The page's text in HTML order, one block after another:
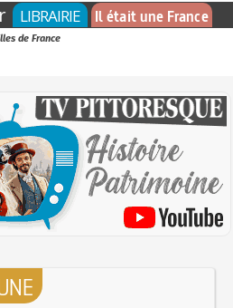
LIBRAIRIE Il était une France
de France